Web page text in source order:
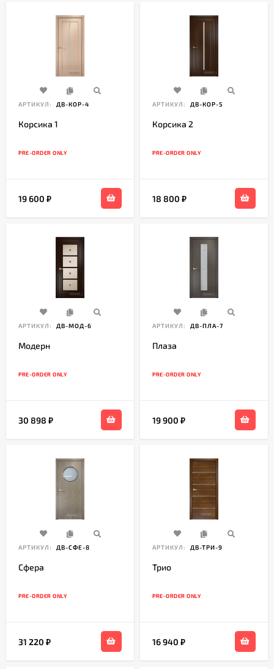
АРТИКУЛ: ДВ-КОР-4
Корсика 1
PRE-ORDER ONLY
19 600
АРТИКУЛ: ДВ-КОР-5
Корсика 2
PRE-ORDER ONLY
18 800
АРТИКУЛ: ДВ-МОД-6
Модерн
PRE-ORDER ONLY
30 898
АРТИКУЛ: ДВ-ПЛА-7
Плаза
PRE-ORDER ONLY
19 900
АРТИКУЛ: ДВ-СФЕ-8
Сфера
PRE-ORDER ONLY
31 220
АРТИКУЛ: ДВ-ТРИ-9
Трио
PRE-ORDER ONLY
16 940